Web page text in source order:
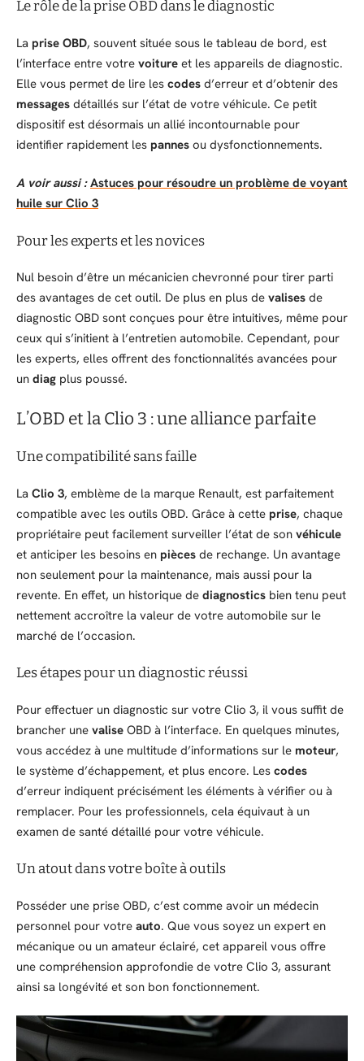
Le rôle de la prise OBD dans le diagnostic
La prise OBD, souvent située sous le tableau de bord, est
l’interface entre votre voiture et les appareils de diagnostic.
Elle vous permet de lire les codes d’erreur et d’obtenir des
messages détaillés sur l’état de votre véhicule. Ce petit
dispositif est désormais un allié incontournable pour
identifier rapidement les pannes ou dysfonctionnements.
A voir aussi : Astuces pour résoudre un problème de voyant
huile sur Clio 3
Pour les experts et les novices
Nul besoin d’être un mécanicien chevronné pour tirer parti
des avantages de cet outil. De plus en plus de valises de
diagnostic OBD sont conçues pour être intuitives, même pour
ceux qui s’initient à l’entretien automobile. Cependant, pour
les experts, elles offrent des fonctionnalités avancées pour
un diag plus poussé.
L’OBD et la Clio 3 : une alliance parfaite
Une compatibilité sans faille
La Clio 3, emblème de la marque Renault, est parfaitement
compatible avec les outils OBD. Grâce à cette prise, chaque
propriétaire peut facilement surveiller l’état de son véhicule
et anticiper les besoins en pièces de rechange. Un avantage
non seulement pour la maintenance, mais aussi pour la
revente. En effet, un historique de diagnostics bien tenu peut
nettement accroître la valeur de votre automobile sur le
marché de l’occasion.
Les étapes pour un diagnostic réussi
Pour effectuer un diagnostic sur votre Clio 3, il vous suffit de
brancher une valise OBD à l’interface. En quelques minutes,
vous accédez à une multitude d’informations sur le moteur,
le système d’échappement, et plus encore. Les codes
d’erreur indiquent précisément les éléments à vérifier ou à
remplacer. Pour les professionnels, cela équivaut à un
examen de santé détaillé pour votre véhicule.
Un atout dans votre boîte à outils
Posséder une prise OBD, c’est comme avoir un médecin
personnel pour votre auto. Que vous soyez un expert en
mécanique ou un amateur éclairé, cet appareil vous offre
une compréhension approfondie de votre Clio 3, assurant
ainsi sa longévité et son bon fonctionnement.